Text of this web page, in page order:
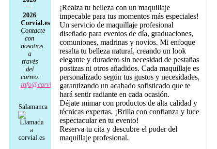
¡Realza tu belleza con un maquillaje
impecable para tus momentos más especiales!
Un servicio de maquillaje profesional
diseñado para eventos de día, graduaciones,
comuniones, madrinas y novios. Mi enfoque
resalta tu belleza natural, creando un look
elegante y duradero sin necesidad de pestañas
postizas ni otros añadidos. Cada maquillaje es
personalizado según tus gustos y necesidades,
garantizando un acabado sofisticado que te
hará sentir radiante en cada ocasión.
Déjate mimar con productos de alta calidad y
técnicas expertas. ¡Brilla con confianza y luce
espectacular en tu evento!
Reserva tu cita y descubre el poder del
maquillaje profesional.
—
2026
Corvial.es
Contacte
con
nosotros
a
través
del
correo:
info@corvial.es
Salamanca